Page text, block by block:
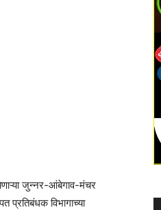
जुन्नर-आंबेगाव-मंचर
प्रतिबंधक विभागाच्या